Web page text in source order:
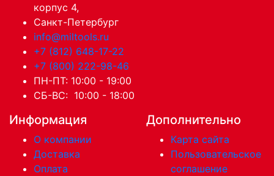
корпус 4,
Санкт-Петербург
info@miltools.ru
+7 (812) 648-17-22
+7 (800) 222-98-46
ПН-ПТ: 10:00 - 19:00
СБ-ВС: 10:00 - 18:00
Информация
О компании
Доставка
Оплата
Дополнительно
Карта сайта
Пользовательское
соглашение